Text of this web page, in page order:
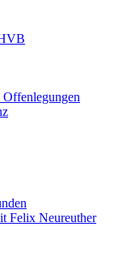
Offenlegungen
Felix Neureuther